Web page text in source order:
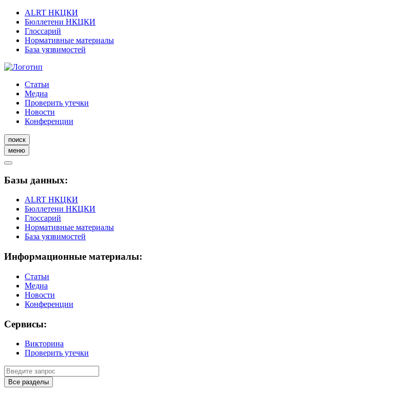
ALRT НКЦКИ
Бюллетени НКЦКИ
Глоссарий
Нормативные материалы
База уязвимостей
Статьи
Медиа
Проверить утечки
Новости
Конференции
поиск
меню
Базы данных:
ALRT НКЦКИ
Бюллетени НКЦКИ
Глоссарий
Нормативные материалы
База уязвимостей
Информационные материалы:
Статьи
Медиа
Новости
Конференции
Сервисы:
Викторина
Проверить утечки
Все разделы